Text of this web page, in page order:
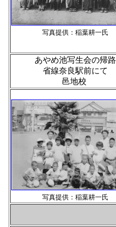
写真提供：稲葉耕一氏
あやめ池写生会の帰路
省線奈良駅前にて
邑地校
写真提供：稲葉耕一氏